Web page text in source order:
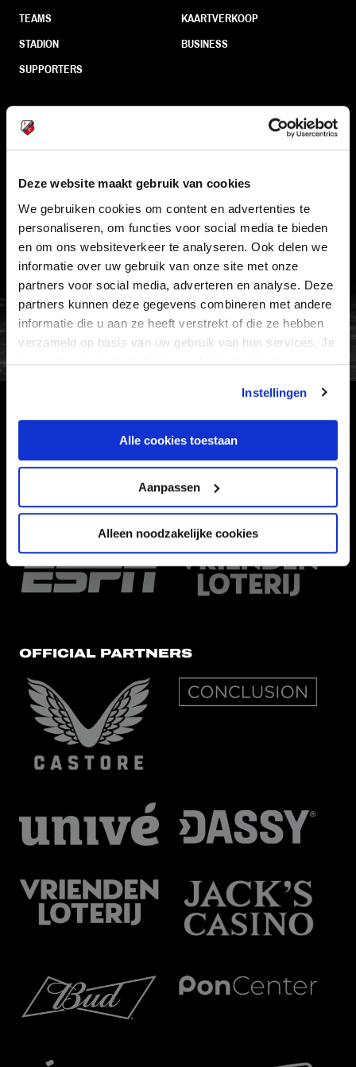
Deze website maakt gebruik van cookies
We gebruiken cookies om content en advertenties te
personaliseren, om functies voor social media te bieden
en om ons websiteverkeer te analyseren. Ook delen we
informatie over uw gebruik van onze site met onze
partners voor social media, adverteren en analyse. Deze
partners kunnen deze gegevens combineren met andere
informatie die u aan ze heeft verstrekt of die ze hebben
verzameld op basis van uw gebruik van hun services. Je
kan je toestemming beheren op de Cookiepagina.
Instellingen
Alle cookies toestaan
Aanpassen
Alleen noodzakelijke cookies
TEAMS
STADION
SUPPORTERS
KAARTVERKOOP
BUSINESS
Informatie
VEELGESTELDE VRAGEN
CONTACT
WERKEN BIJ
FC Utrecht<br>vanuit<br>het
HOOFDSPONSOR
EREDIVISIEPARTNERS
OFFICIAL PARTNERS